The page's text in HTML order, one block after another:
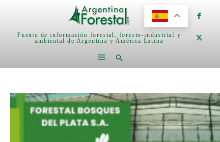
Fuente de información forestal, foresto-industrial y
ambiental de Argentina y América Latina